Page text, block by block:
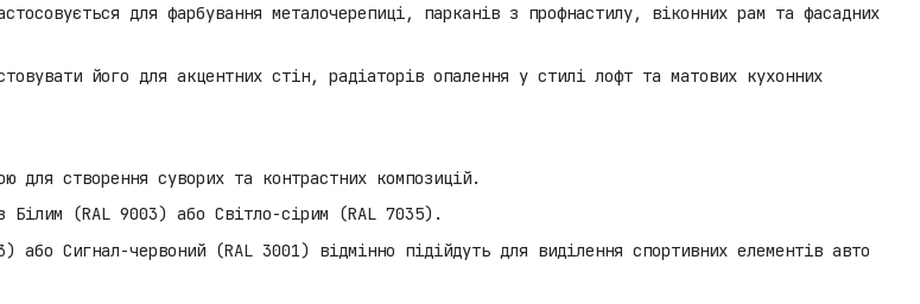
для фарбування металочерепиці, парканів з профнастилу, віконних рам та фасадних
його для акцентних стін, радіаторів опалення у стилі лофт та матових кухонних
для створення суворих та контрастних композицій.
Білим (RAL 9003) або Світло-сірим (RAL 7035).
або Сигнал-червоний (RAL 3001) відмінно підійдуть для виділення спортивних елементів авто